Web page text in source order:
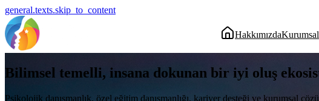
general.texts.skip_to_content
HakkımızdaKurumsal
Bilimsel temelli, insana dokunan bir iyi oluş
Psikolojik danışmanlık, özel eğitim danışmanlığı, kariyer desteği ve kurumsal